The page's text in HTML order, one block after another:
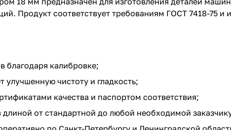
Продукт соответствует требованиям ГОСТ 7418-75 и
благодаря калибровке;
улучшенную чистоту и гладкость;
качества и паспортом соответствия;
от стандартной до любой необходимой